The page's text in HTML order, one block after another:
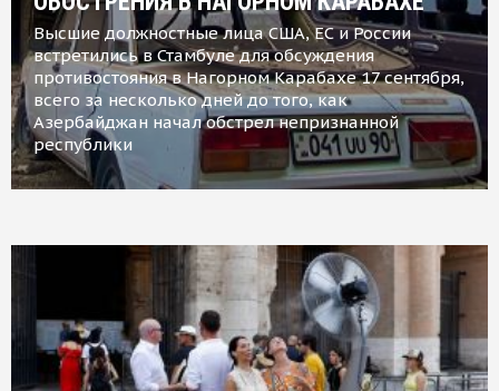
Высшие должностные лица США, ЕС и России
встретились в Стамбуле для обсуждения
противостояния в Нагорном Карабахе 17 сентября,
всего за несколько дней до того, как
Азербайджан начал обстрел непризнанной
республики